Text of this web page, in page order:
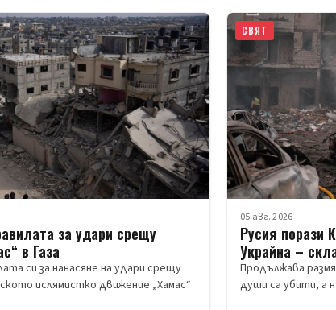
за удари срещу
в Газа
си за нанасяне на удари срещу
ислямистко движение „Хамас“
05 авг. 2026
Русия порази
Украйна –
Продължава